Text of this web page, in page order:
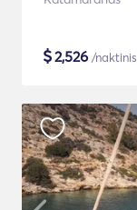
$2,526 /naktinis